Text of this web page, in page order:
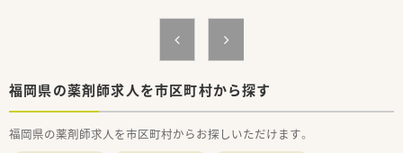
転居費用の補助や、月額40,000円の住宅手当支給などのサポー
る吸入指導を月80件以上行っています。
■地域支援体制加算や後発医薬品調剤体制加算3を取得してお
【法人特徴について】
■現場の声を大切にする風通しの良い社風が魅力で、社員アンケ
福岡県の薬剤師求人を市区町村から探す
福岡県の薬剤師求人を市区町村からお探しいただけます。